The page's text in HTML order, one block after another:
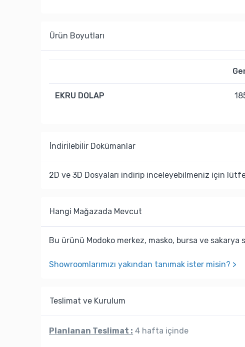
Ürün Boyutları
EKRU DOLAP
İndi̇ri̇lebi̇li̇r Dokümanlar
2D ve 3D Dosyaları indirip inceleyebilmeniz için
Hangi Mağazada Mevcut
Bu ürünü Modoko merkez, masko, bursa ve sakarya
Showroomlarımızı yakından tanımak ister misin? >
Teslimat ve Kurulum
Planlanan Teslimat : 4 hafta içinde